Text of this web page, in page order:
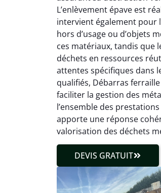
L’enlèvement épave est
intervient également pour
hors d’usage ou d’objets
ces matériaux, tandis
déchets en ressources
attentes spécifiques dans
qualifiés, Débarras
faciliter la gestion des
l’ensemble des
apporte une réponse
valorisation des déchets
DEVIS GRATUIT